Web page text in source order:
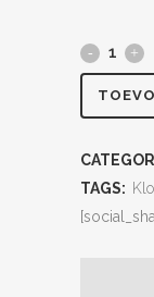
TAGS: